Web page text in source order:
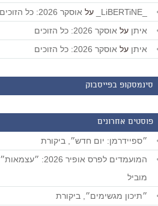
על אוסקר 2026: כל הזוכים
איתן על אוסקר 2026: כל הזוכים
איתן על אוסקר 2026: כל הזוכים
סינמסקופ בפייסבוק
פוסטים אחרונים
״ספיידרמן: יום חדש״, ביקורת
המועמדים לפרס אופיר 2026: ״עצמאות״
מוביל
״תיכון מגשימים״, ביקורת